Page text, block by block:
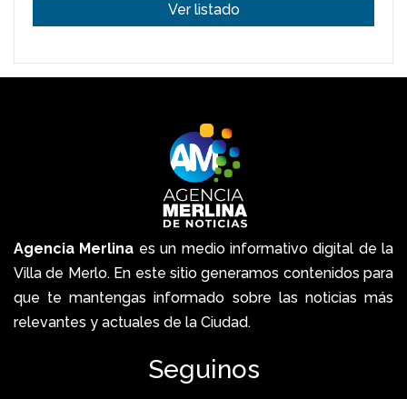
Ver listado
Agencia Merlina es un medio informativo digital de la
Villa de Merlo. En este sitio generamos contenidos para
que te mantengas informado sobre las noticias más
relevantes y actuales de la Ciudad.
Seguinos